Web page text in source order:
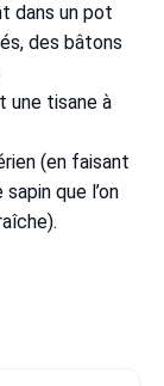
dans un pot
des bâtons
une tisane à
(en faisant
que l’on